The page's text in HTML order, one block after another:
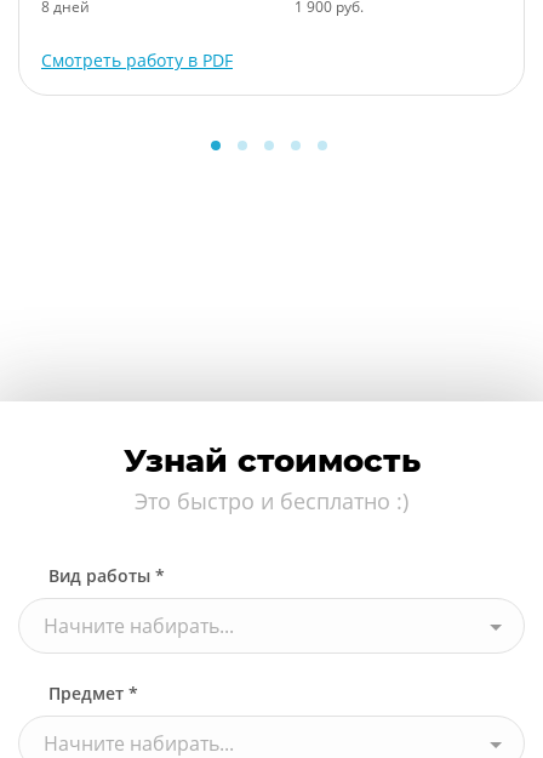
8 дней 1 900 руб.
Смотреть работу в PDF
Узнай стоимость
Это быстро и бесплатно :)
Вид работы *
Начните набирать...
Предмет *
Начните набирать...